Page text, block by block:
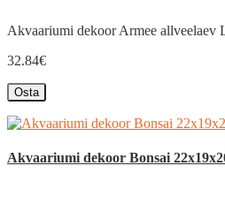
Akvaariumi dekoor Armee allveelaev
32.84€
Osta
Akvaariumi dekoor Bonsai